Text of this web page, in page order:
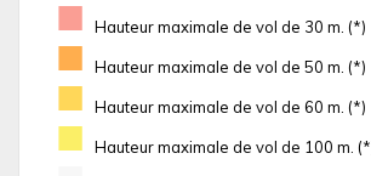
■ Hauteur maximale de vol de 30 m. (*)
■ Hauteur maximale de vol de 50 m. (*)
■ Hauteur maximale de vol de 60 m. (*)
■ Hauteur maximale de vol de 100 m.